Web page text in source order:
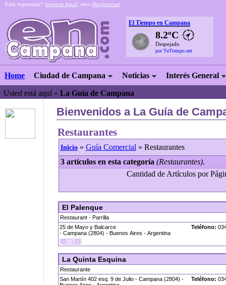
Está registrado? [Ingrese Aquí], sino [Regístrese]
El Tiempo en Campana
8.2ºC
Despejado
por TuTiempo.net
Home Ciudad de Campana Noticias Interés General
Usted está aquí » La Guía de Campana
Bienvenidos a La Guía de
Restaurantes
Inicio» Guía Comercial » Restaurantes
3 artículos en esta categoría (Restaurantes).
Cantidad de Artículos por
El Palenque
Restaurant - Parrilla
25 de Mayo y Balcarce
- Campana (2804) - Buenos Aires - Argentina
[ · 317 · ]
Teléfono:
La Quinta Esquina
Restaurante
San Martín 402 esq. 9 de Julio - Campana (2804) -
Teléfono: